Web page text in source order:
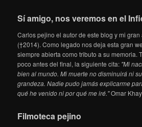
Sí amigo, nos veremos en el
Carlos pejino el autor de este blog y mi gran
(†2014). Como legado nos deja esta gran
siempre abierta como tributo a su memoria.
poco antes del final, la siguiente cita: "Mi
bien al mundo. Mi muerte no disminuirá ni
grandeza. Nadie pudo jamás explicarme
qué he venido ni por qué me iré."Omar
Filmoteca pejino